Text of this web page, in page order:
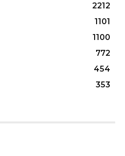
2212
1101
1100
772
454
353